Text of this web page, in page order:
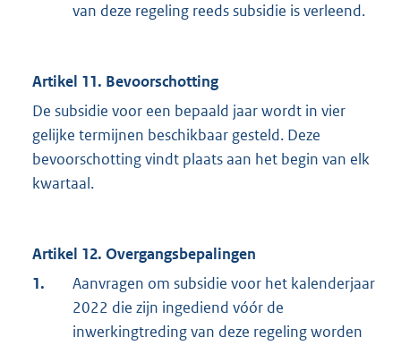
van deze regeling reeds subsidie is verleend.
Artikel 11. Bevoorschotting
De subsidie voor een bepaald jaar wordt in vier
gelijke termijnen beschikbaar gesteld. Deze
bevoorschotting vindt plaats aan het begin van elk
kwartaal.
Artikel 12. Overgangsbepalingen
1.
Aanvragen om subsidie voor het kalenderjaar
2022 die zijn ingediend vóór de
inwerkingtreding van deze regeling worden